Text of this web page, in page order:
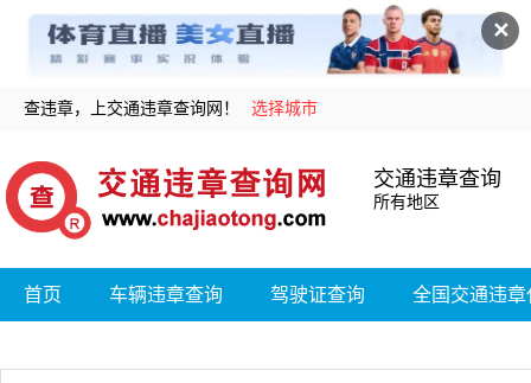
✕
查违章，上交通违章查询网！ 选择城市
交通违章查询
所有地区
首页 车辆违章查询 驾驶证查询 全国交通违